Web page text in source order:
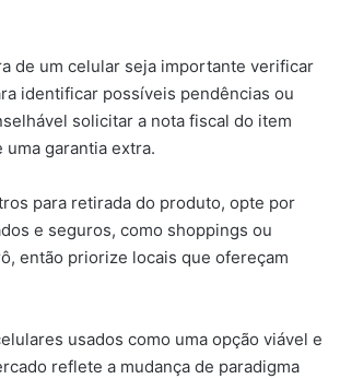
de um celular seja importante verificar
identificar possíveis pendências ou
solicitar a nota fiscal do item
garantia extra.
para retirada do produto, opte por
e seguros, como shoppings ou
então priorize locais que ofereçam
usados como uma opção viável e
reflete a mudança de paradigma